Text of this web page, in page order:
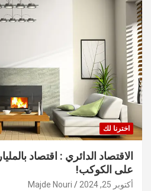
اخترنا لك
الاقتصاد الدائري : اقتصاد
على الكوكب!
أكتوبر 25, 2024 Majde Nouri